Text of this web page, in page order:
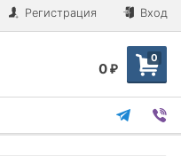
Регистрация Вход
0
0 ₽